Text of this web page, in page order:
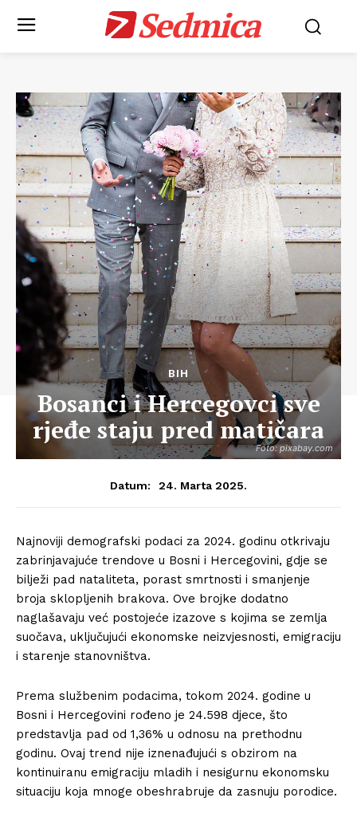
Sedmica
Foto: pixabay.com
BIH
Bosanci i Hercegovci sve
rjeđe staju pred matičara
Datum: 24. Marta 2025.
Najnoviji demografski podaci za 2024. godinu otkrivaju
zabrinjavajuće trendove u Bosni i Hercegovini, gdje se
bilježi pad nataliteta, porast smrtnosti i smanjenje
broja sklopljenih brakova. Ove brojke dodatno
naglašavaju već postojeće izazove s kojima se zemlja
suočava, uključujući ekonomske neizvjesnosti, emigraciju
i starenje stanovništva.
Prema službenim podacima, tokom 2024. godine u
Bosni i Hercegovini rođeno je 24.598 djece, što
predstavlja pad od 1,36% u odnosu na prethodnu
godinu. Ovaj trend nije iznenađujući s obzirom na
kontinuiranu emigraciju mladih i nesigurnu ekonomsku
situaciju koja mnoge obeshrabruje da zasnuju porodice.